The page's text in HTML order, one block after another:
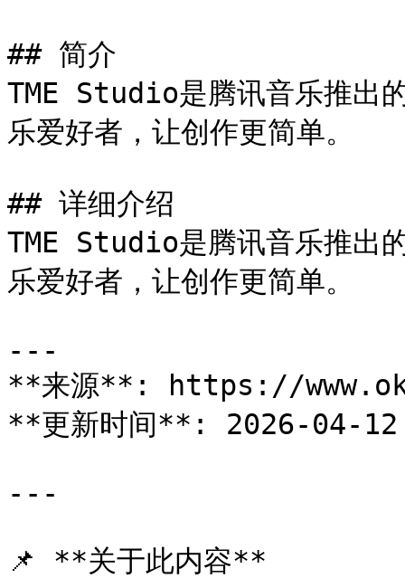
## 简介
TME Studio是腾讯音乐推出
乐爱好者，让创作更简单。
## 详细介绍
TME Studio是腾讯音乐推出
乐爱好者，让创作更简单。
---
**来源**: https://
**更新时间**: 2026-04-
---
📌 **关于此内容**